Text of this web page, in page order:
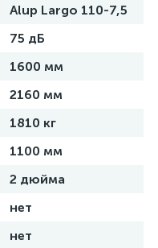
Alup Largo 110-7,5
75 дБ
1600 мм
2160 мм
1810 кг
1100 мм
2 дюйма
нет
нет